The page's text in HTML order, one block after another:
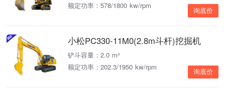
额定功率：578/1800 kw/rpm
询底价
小松PC330-11M0(2.8m斗杆)挖掘机
铲斗容量：2.0 m³
额定功率：202.3/1950 kw/rpm
询底价